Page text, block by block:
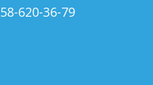
58-620-36-79